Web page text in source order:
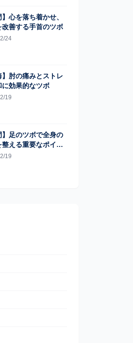
】心を落ち着かせ、
改善する手首のツボ
24
】肘の痛みとストレ
に効果的なツボ
19
】足のツボで全身の
整える重要なポイン
19